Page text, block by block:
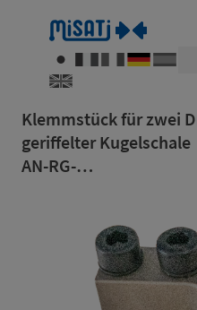
Klemmstück für zwei
geriffelter Kugelschale
AN-RG-…